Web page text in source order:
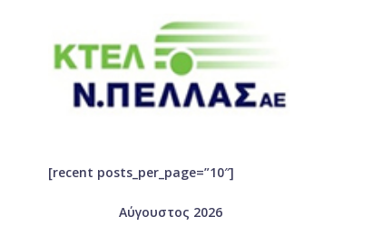
[recent posts_per_page=”10″]
Αύγουστος 2026